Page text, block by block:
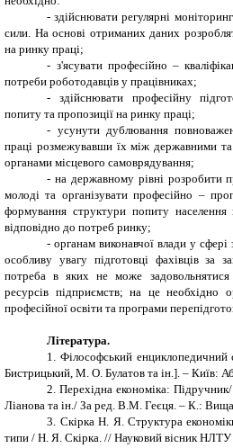
- здійснювати регулярні
сили. На основі отриманих даних
на ринку праці;
- з'ясувати професійно –
потреби роботодавців у працівниках;
- здійснювати професійну
попиту та пропозиції на ринку праці;
- усунути дублювання
праці розмежувавши їх між державними та
органами місцевого самоврядування;
- на державному рівні розробити
молоді та організувати професійно –
формування структури попиту населення
відповідно до потреб ринку;
- органам виконавчої влади у сфері
особливу увагу підготовці фахівців за
потреба в яких не може
ресурсів підприємств; на це необхідно
професійної освіти та програми
Література.
1.
Філософський
Бистрицький, М. О. Булатов та ін.]. – Київ:
2. Перехідна економіка:
Ліанова та ін./ За ред. В.М. Геєця. – К.:
3. Скірка Н. Я. Структура
типи / Н. Я. Скірка. // Науковий вісник